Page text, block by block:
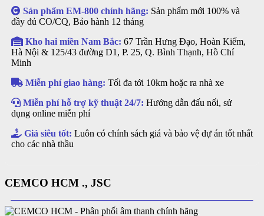
Sản phẩm EM-800 chính hãng: Sản phẩm mới 100% và
đầy đủ CO/CQ, Bảo hành 12 tháng
Kho hai miền Nam Bắc: 67 Trần Hưng Đạo, Hoàn Kiếm,
Hà Nội & 125/43 đường D1, P. 25, Q. Bình Thạnh, Hồ Chí
Minh
Miễn phí giao hàng: Tối đa tới 10km hoặc ra nhà xe
Miễn phí hỗ trợ kỹ thuật 24/7: Hướng dẫn đấu nối, sử
dụng online miễn phí
Giá siêu tốt: Luôn có chính sách giá và bảo vệ dự án tốt nhất
cho các nhà thầu
CEMCO HCM ., JSC